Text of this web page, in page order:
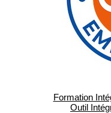
Formation
Outil